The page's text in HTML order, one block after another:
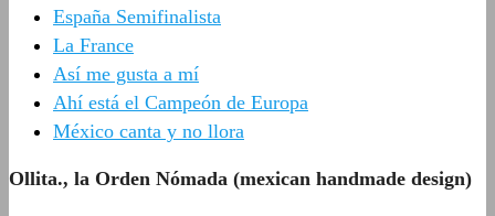
España Semifinalista
La France
Así me gusta a mí
Ahí está el Campeón de Europa
México canta y no llora
Ollita., la Orden Nómada (mexican handmade design)